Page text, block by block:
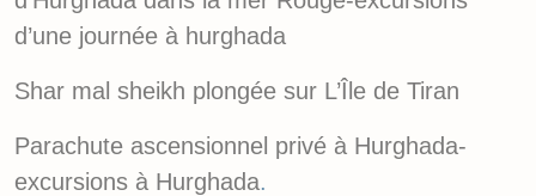
d’une journée à hurghada
Shar mal sheikh plongée sur L’Île de Tiran
Parachute ascensionnel privé à Hurghada-
excursions à Hurghada.